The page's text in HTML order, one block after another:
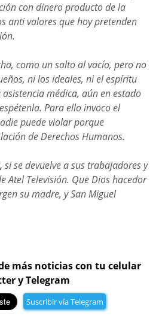
con dinero producto de la
anti valores que hoy pretenden
como un salto al vacío, pero no
ni los ideales, ni el espíritu
médica, aún en estado
Para ello invoco el
puede violar porque
de Derechos Humanos.
, si se devuelve a sus trabajadores y
Atel Televisión. Que Dios hacedor
su madre, y San Miguel
más noticias con tu celular
y Telegram
Suscribir vía Telegram